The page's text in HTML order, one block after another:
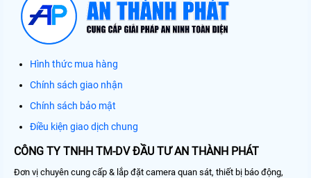
Hình thức mua hàng
Chính sách giao nhận
Chính sách bảo mật
Điều kiện giao dịch chung
CÔNG TY TNHH TM-DV ĐẦU TƯ AN THÀNH PHÁT
Đơn vị chuyên cung cấp & lắp đặt camera quan sát, thiết bị báo động,